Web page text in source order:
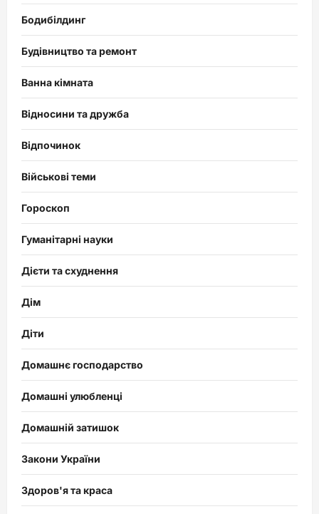
Бодибілдинг
Будівництво та ремонт
Ванна кімната
Відносини та дружба
Відпочинок
Військові теми
Гороскоп
Гуманітарні науки
Дієти та схуднення
Дім
Діти
Домашнє господарство
Домашні улюбленці
Домашній затишок
Закони України
Здоров'я та краса